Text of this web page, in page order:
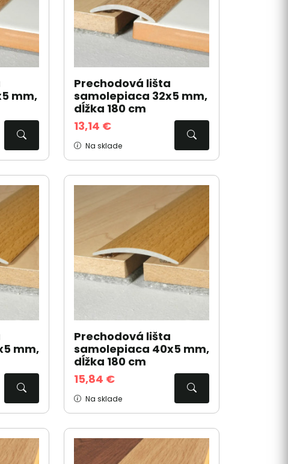
mm,
Prechodová lišta
samolepiaca 32x5 mm,
dĺžka 180 cm
13,14 €
Na sklade
mm,
Prechodová lišta
samolepiaca 40x5 mm,
dĺžka 180 cm
15,84 €
Na sklade